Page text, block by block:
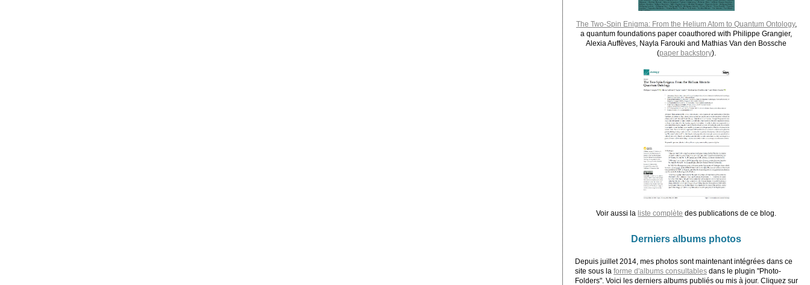
The Two-Spin Enigma: From the Helium Atom to Quantum Ontology,
a quantum foundations paper coauthored with Philippe Grangier,
Alexia Auffèves, Nayla Farouki and Mathias Van den Bossche
(paper backstory).
Voir aussi la liste complète des publications de ce blog.
Derniers albums photos
Depuis juillet 2014, mes photos sont maintenant intégrées dans ce
site sous la forme d'albums consultablesdans le plugin "Photo-
Folders". Voici les derniers albums publiés ou mis à jour. Cliquez sur